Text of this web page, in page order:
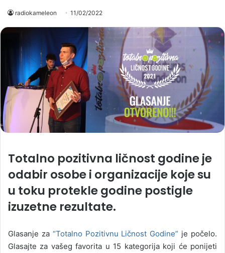
radiokameleon 11/02/2022
Totalno pozitivna ličnost godine je
odabir osobe i organizacije koje su
u toku protekle godine postigle
izuzetne rezultate.
Glasanje za “Totalno Pozitivnu Ličnost Godine” je počelo.
Glasajte za vašeg favorita u 15 kategorija koji će ponijeti